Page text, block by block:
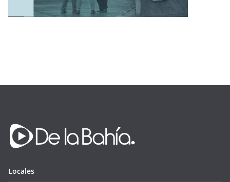
Locales